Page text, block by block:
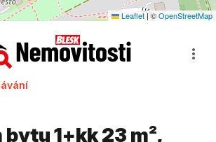
Leaflet|©OpenStreetMap
1+kk 23 m²,